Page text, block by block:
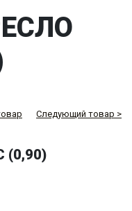
Следующий товар >
(0,90)